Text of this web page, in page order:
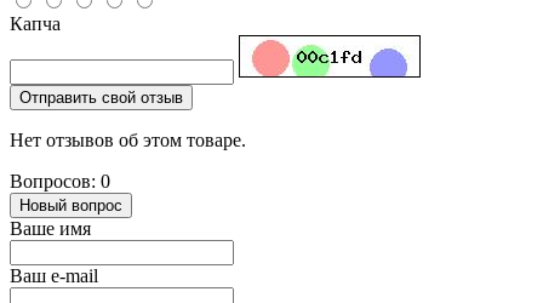
Капча
Отправить свой отзыв
Нет отзывов об этом товаре.
Вопросов: 0
Новый вопрос
Ваше имя
Ваш e-mail